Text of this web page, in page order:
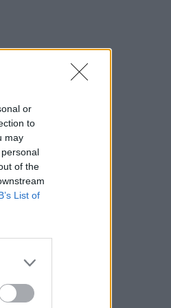
or
to
may
of the
List of
Θερινές
τζίρος –
ηλεκτρονικό